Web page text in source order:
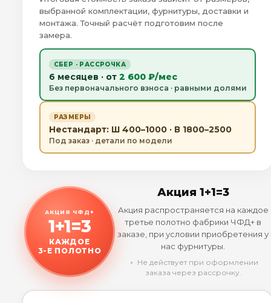
выбранной комплектации, фурнитуры, доставки и
монтажа. Точный расчёт подготовим после
замера.
СБЕР · РАССРОЧКА
6 месяцев · от 2 600 ₽/мес
Без первоначального взноса · равными долями
РАЗМЕРЫ
Нестандарт: Ш 400–1000 · В 1800–2500
Под заказ · детали по модели
АКЦИЯ ЧФД+
1+1=3
КАЖДОЕ
3-Е ПОЛОТНО
Акция 1+1=3
Акция распространяется на каждое
третье полотно фабрики ЧФД+ в
заказе, при условии приобретения у
нас фурнитуры.
﹡ Не действует при оформлении
заказа через рассрочку.